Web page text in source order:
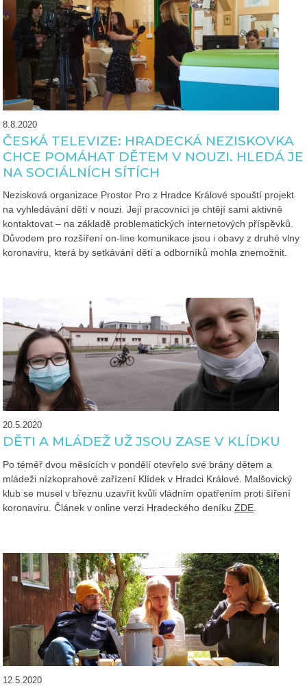
8.8.2020
ČESKÁ TELEVIZE: HRADECKÁ NEZISKOVKA
CHCE POMÁHAT DĚTEM V NOUZI. HLEDÁ JE
NA SOCIÁLNÍCH SÍTÍCH
Nezisková organizace Prostor Pro z Hradce Králové spouští projekt
na vyhledávání dětí v nouzi. Její pracovníci je chtějí sami aktivně
kontaktovat – na základě problematických internetových příspěvků.
Důvodem pro rozšíření on-line komunikace jsou i obavy z druhé vlny
koronaviru, která by setkávání dětí a odborníků mohla znemožnit.
20.5.2020
DĚTI A MLÁDEŽ UŽ JSOU ZASE V KLÍDKU
Po téměř dvou měsících v pondělí otevřelo své brány dětem a
mládeži nízkoprahové zařízení Klídek v Hradci Králové. Malšovický
klub se musel v březnu uzavřít kvůli vládním opatřením proti šíření
koronaviru. Článek v online verzi Hradeckého deníkuZDE
12.5.2020